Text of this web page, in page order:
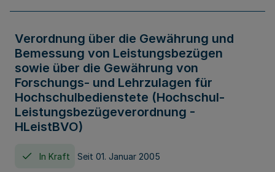
Verordnung über die Gewährung und
Bemessung von Leistungsbezügen
sowie über die Gewährung von
Forschungs- und Lehrzulagen für
Hochschulbedienstete (Hochschul-
Leistungsbezügeverordnung -
HLeistBVO)
In Kraft Seit 01. Januar 2005